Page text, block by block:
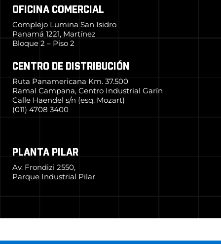
OFICINA COMERCIAL
Complejo Lumina San Isidro
Panamá 1221, Martínez
Bloque 2 – Piso 2
CENTRO DE DISTRIBUCIÓN
Ruta Panamericana Km. 37.500
Ramal Campana, Centro Industrial Garín
Calle Haendel s/n (esq. Mozart)
(011) 4708 3400
PLANTA PILAR
Av. Frondizi 2550,
Parque Industrial Pilar